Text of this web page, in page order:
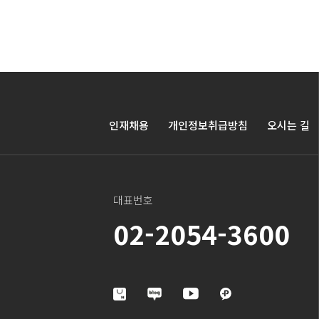
인재채용 개인정보취급방침 오시는 길
대표번호
02-2054-3600